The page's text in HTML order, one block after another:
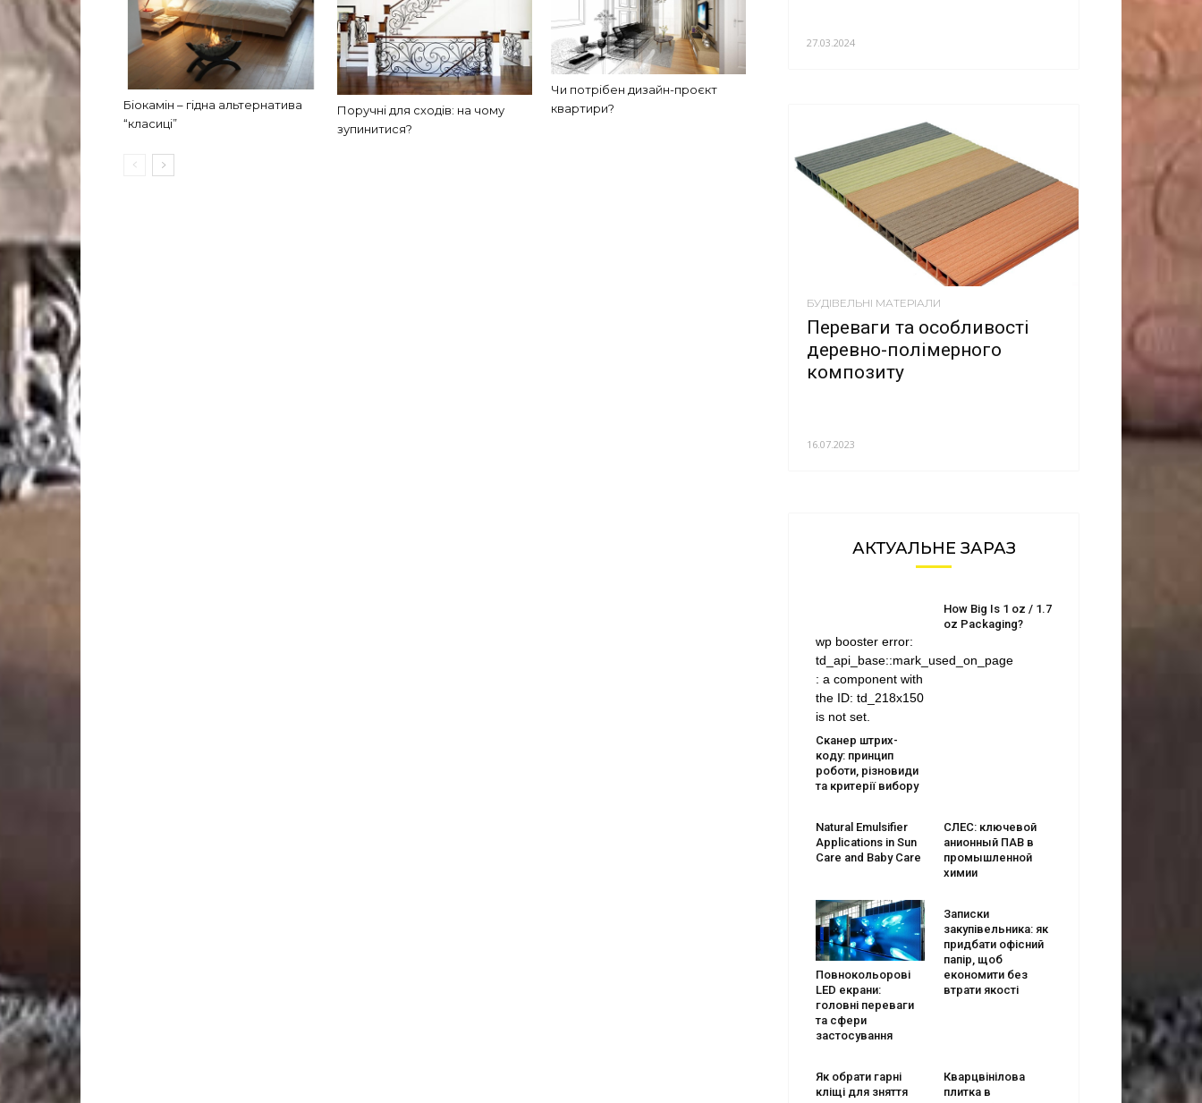
Біокамін – гідна альтернатива
“класиці”
Поручні для сходів: на чому
зупинитися?
Чи потрібен дизайн-проєкт
квартири?
27.03.2024
БУДІВЕЛЬНІ МАТЕРІАЛИ
Переваги та особливості
деревно-полімерного
композиту
16.07.2023
АКТУАЛЬНЕ ЗАРАЗ
wp booster error:
td_api_base::mark_used_on_page
: a component with
the ID: td_218x150
is not set.
Сканер штрих-
коду: принцип
роботи, різновиди
та критерії вибору
How Big Is 1 oz / 1.7
oz Packaging?
Natural Emulsifier
Applications in Sun
Care and Baby Care
СЛЕС: ключевой
анионный ПАВ в
промышленной
химии
Повнокольорові
LED екрани:
головні переваги
та сфери
застосування
Записки
закупівельника: як
придбати офісний
папір, щоб
економити без
втрати якості
Як обрати гарні
кліщі для зняття
Кварцвінілова
плитка в